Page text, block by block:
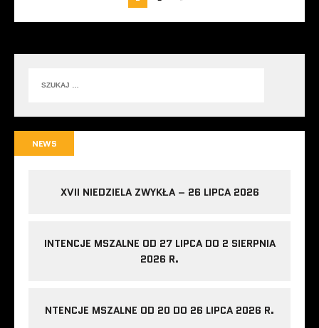
NEWS
XVII NIEDZIELA ZWYKŁA – 26 LIPCA 2026
INTENCJE MSZALNE OD 27 LIPCA DO 2 SIERPNIA
2026 R.
NTENCJE MSZALNE OD 20 DO 26 LIPCA 2026 R.